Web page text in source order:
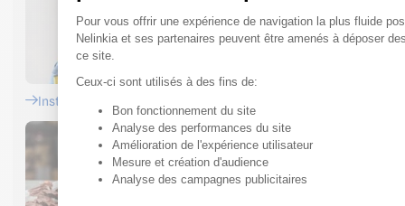
Installateurs
Plateforme de Gestion du
Pour vous offrir une expérience de navigation la plus fluide
Nelinkia et ses partenaires peuvent être amenés à déposer
ce site.
Ceux-ci sont utilisés à des fins de:
Bon fonctionnement du site
Analyse des performances du site
Amélioration de l'expérience utilisateur
Mesure et création d'audience
Analyse des campagnes publicitaires
Axeptio consent